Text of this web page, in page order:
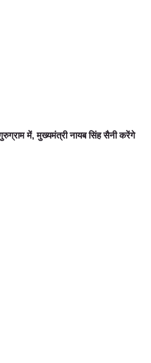
में, मुख्यमंत्री नायब सिंह सैनी करेंगे